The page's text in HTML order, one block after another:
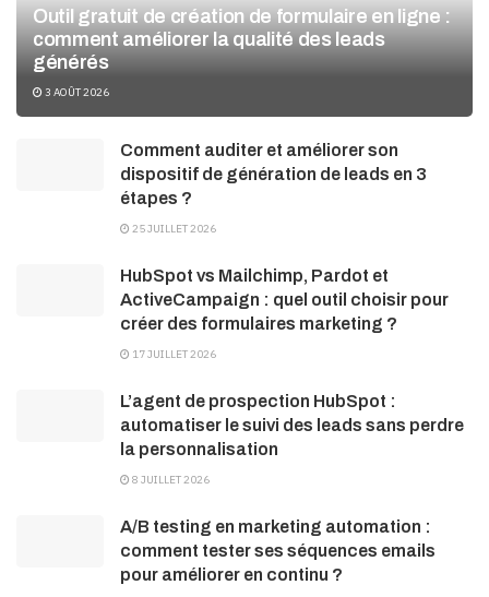
Outil gratuit de création de formulaire en ligne :
comment améliorer la qualité des leads
générés
3 AOÛT 2026
Comment auditer et améliorer son
dispositif de génération de leads en 3
étapes ?
25 JUILLET 2026
HubSpot vs Mailchimp, Pardot et
ActiveCampaign : quel outil choisir pour
créer des formulaires marketing ?
17 JUILLET 2026
L’agent de prospection HubSpot :
automatiser le suivi des leads sans perdre
la personnalisation
8 JUILLET 2026
A/B testing en marketing automation :
comment tester ses séquences emails
pour améliorer en continu ?